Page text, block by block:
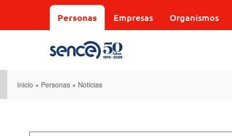
Personas Empresas Organismos
Inicio » Personas » Noticias